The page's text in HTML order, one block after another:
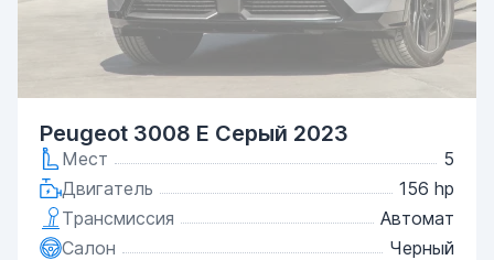
Peugeot 3008 E Серый 2023
Мест
5
Двигатель
156 hp
Трансмиссия
Автомат
Салон
Черный